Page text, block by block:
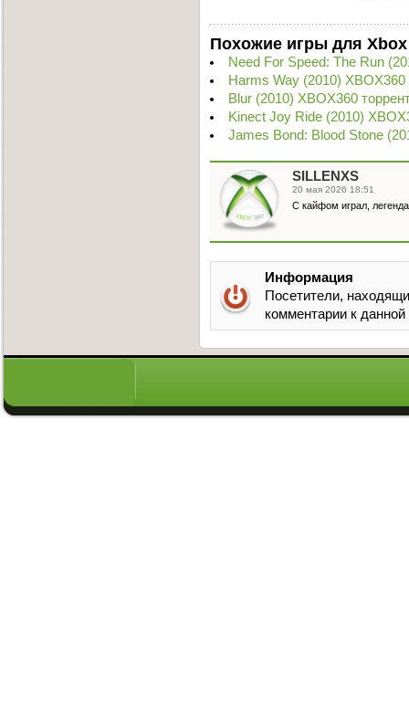
Похожие игры для Xbox
Need For Speed: The Run
Harms Way (2010) XBOX360
Blur (2010) XBOX360
Kinect Joy Ride (2010)
James Bond: Blood Stone
SILLENXS
20 мая 2026 18:51
С кайфом играл,
Информация
Посетители,
комментарии к